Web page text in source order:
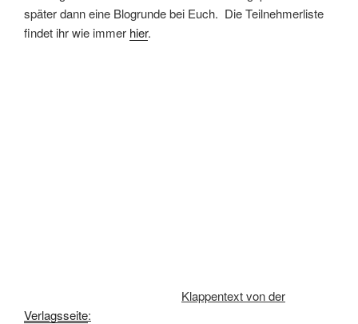
später dann eine Blogrunde bei Euch. Die Teilnehmerliste
findet ihr wie immer hier.
Klappentext von der
Verlagsseite: